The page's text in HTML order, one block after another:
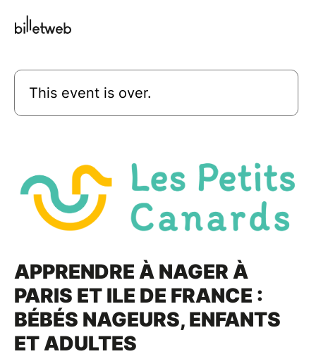
This event is over.
APPRENDRE À NAGER À
PARIS ET ILE DE FRANCE :
BÉBÉS NAGEURS, ENFANTS
ET ADULTES